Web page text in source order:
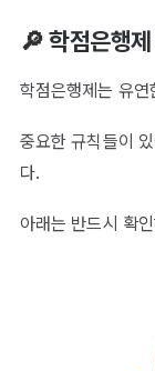
🔎 학점은행
학점은행제는 유연
중요한 규칙들이
다.
아래는 반드시 확